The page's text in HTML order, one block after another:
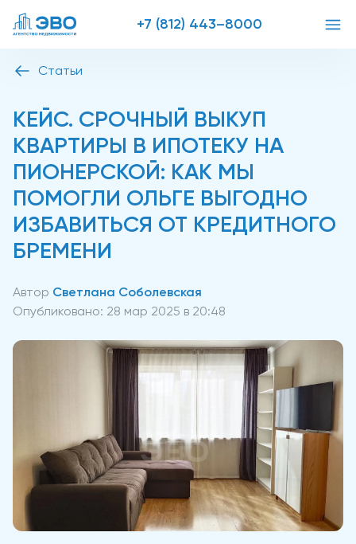
+7 (812) 443–8000
Статьи
КЕЙС. СРОЧНЫЙ ВЫКУП
КВАРТИРЫ В ИПОТЕКУ НА
ПИОНЕРСКОЙ: КАК МЫ
ПОМОГЛИ ОЛЬГЕ ВЫГОДНО
ИЗБАВИТЬСЯ ОТ КРЕДИТНОГО
БРЕМЕНИ
Автор Светлана Соболевская
Опубликовано: 28 мар 2025 в 20:48